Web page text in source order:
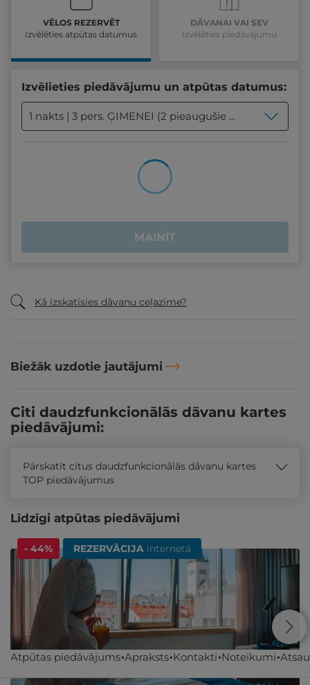
VĒLOS REZERVĒT
Izvēlēties atpūtas datumus
DĀVANAI VAI SEV
Izvēlēties piedāvājumu
Izvēlieties piedāvājumu un atpūtas datumus:
1 nakts | 3 pers. ĢIMENEI (2 pieaugušie + 1 bērns līdz 18 gadu vecumam)
MAINĪT
Kā izskatīsies dāvanu ceļazīme?
Biežāk uzdotie jautājumi
Atpūtas piedāvājums Apraksts Kontakti Noteikumi
Citi daudzfunkcionālās dāvanu kartes
piedāvājumi:
Pārskatīt citus daudzfunkcionālās dāvanu kartes
TOP piedāvājumus
Līdzīgi atpūtas piedāvājumi
- 44% REZERVĀCIJA internetā